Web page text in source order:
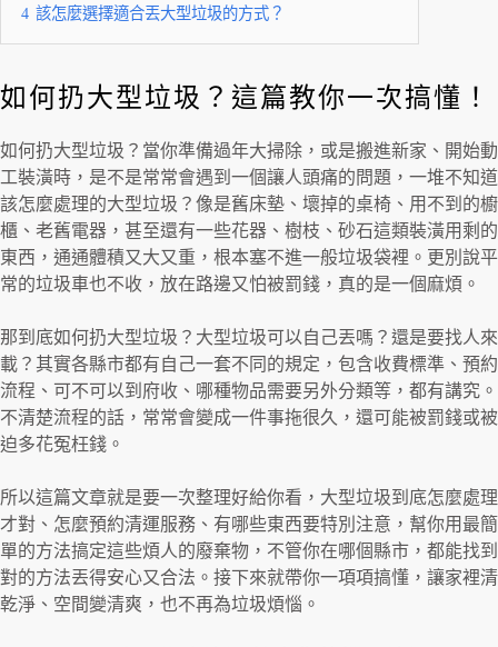
4 該怎麼選擇適合丟大型垃圾的方式？
如何扔大型垃圾？這篇教你一次搞懂！
如何扔大型垃圾？當你準備過年大掃除，或是搬進新家、開始動
工裝潢時，是不是常常會遇到一個讓人頭痛的問題，一堆不知道
該怎麼處理的大型垃圾？像是舊床墊、壞掉的桌椅、用不到的櫥
櫃、老舊電器，甚至還有一些花器、樹枝、砂石這類裝潢用剩的
東西，通通體積又大又重，根本塞不進一般垃圾袋裡。更別說平
常的垃圾車也不收，放在路邊又怕被罰錢，真的是一個麻煩。
那到底如何扔大型垃圾？大型垃圾可以自己丟嗎？還是要找人來
載？其實各縣市都有自己一套不同的規定，包含收費標準、預約
流程、可不可以到府收、哪種物品需要另外分類等，都有講究。
不清楚流程的話，常常會變成一件事拖很久，還可能被罰錢或被
迫多花冤枉錢。
所以這篇文章就是要一次整理好給你看，大型垃圾到底怎麼處理
才對、怎麼預約清運服務、有哪些東西要特別注意，幫你用最簡
單的方法搞定這些煩人的廢棄物，不管你在哪個縣市，都能找到
對的方法丟得安心又合法。接下來就帶你一項項搞懂，讓家裡清
乾淨、空間變清爽，也不再為垃圾煩惱。